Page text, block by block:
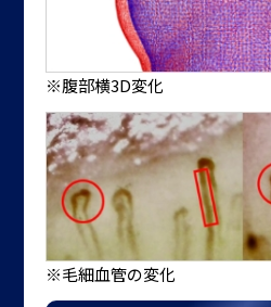
※腹部横3D変化
※毛細血管の変化